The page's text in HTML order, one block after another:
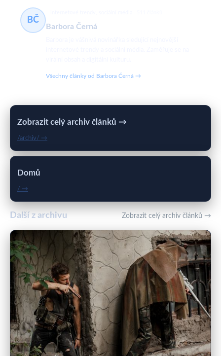
BČ
Barbora Černá
Všechny články od Barbora Černá →
Zobrazit celý archiv článků →
/archiv/ →
Domů
/ →
Další z archivu Zobrazit celý archiv článků →